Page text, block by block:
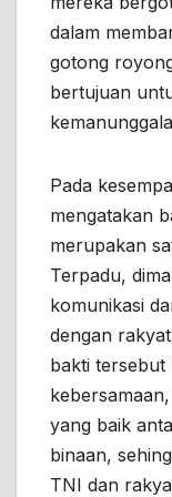
dalam
gotong
bertujuan
Pada
mengatakan
merupakan
Terpadu,
komunikasi
dengan
bakti tersebut
yang baik
binaan,
TNI dan